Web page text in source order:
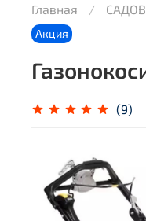
Главная
Акция
(9)